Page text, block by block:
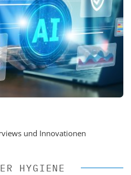
und Innovationen
HYGIENE